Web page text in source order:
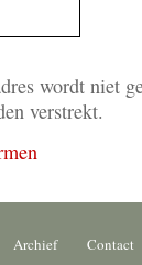
wordt niet
verstrekt.
Archief Contact